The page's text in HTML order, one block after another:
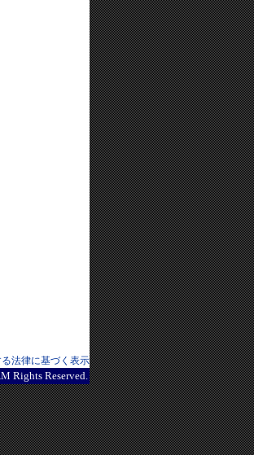
法律に基づく表示
Rights Reserved.